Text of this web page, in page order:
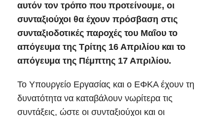
αυτόν τον τρόπο που προτείνουμε, οι
συνταξιούχοι θα έχουν πρόσβαση στις
συνταξιοδοτικές παροχές του Μαΐου το
απόγευμα της Τρίτης 16 Απριλίου και το
απόγευμα της Πέμπτης 17 Απριλίου.
Το Υπουργείο Εργασίας και ο ΕΦΚΑ έχουν τη
δυνατότητα να καταβάλουν νωρίτερα τις
συντάξεις, ώστε οι συνταξιούχοι και οι